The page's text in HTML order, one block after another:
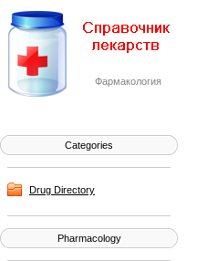
Фармакология
Categories
Drug Directory
Pharmacology